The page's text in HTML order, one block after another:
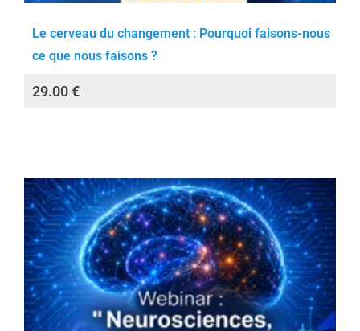
Le cerveau du changement : Pourquoi faisons-nous
ce que nous faisons ?
29.00€